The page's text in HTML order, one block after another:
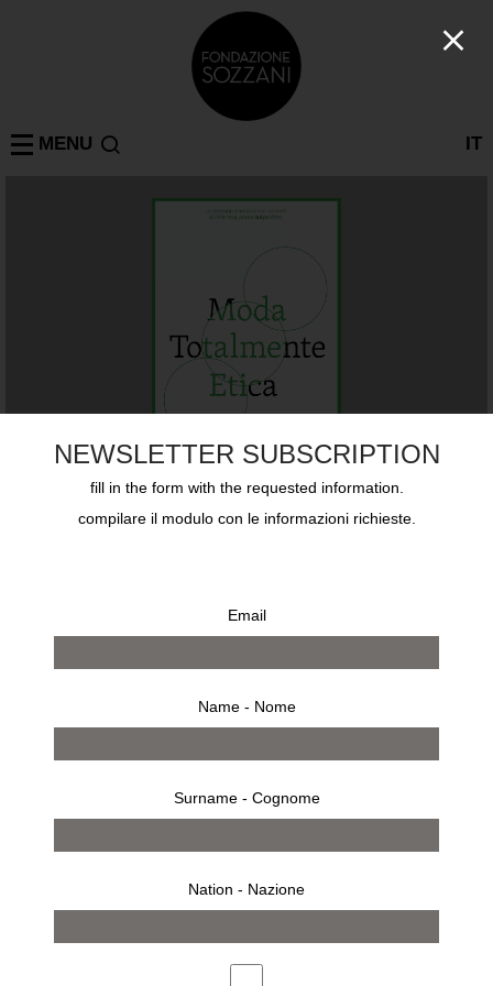
IT
MENU
NEWSLETTER SUBSCRIPTION
fill in the form with the requested information.
compilare il modulo con le informazioni richieste.
Email
Name - Nome
Surname - Cognome
Nation - Nazione